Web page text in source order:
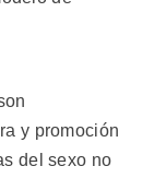
y promoción
del sexo no